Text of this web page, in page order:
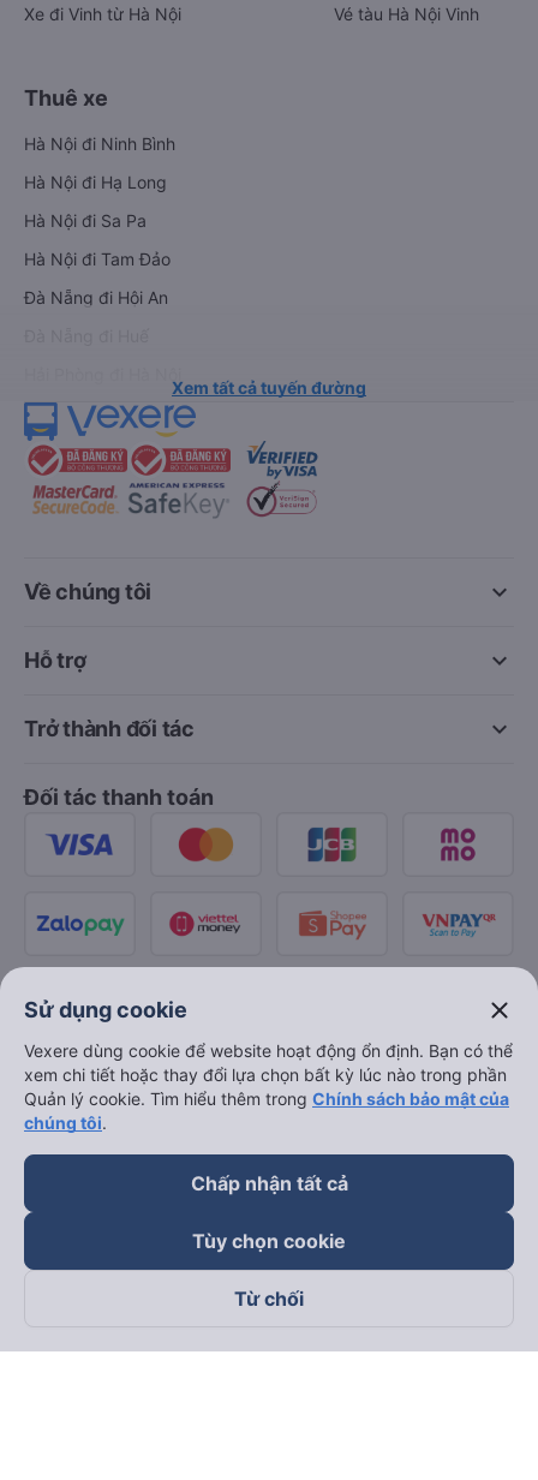
Xe đi Vinh từ Hà Nội
Vé tàu Hà Nội Vinh
Thuê xe
Hà Nội đi Ninh Bình
Hà Nội đi Hạ Long
Hà Nội đi Sa Pa
Hà Nội đi Tam Đảo
Đà Nẵng đi Hội An
Xem tất cả tuyến đường
keyboard_arrow_down
Về chúng tôi
keyboard_arrow_down
Hỗ trợ
keyboard_arrow_down
Trở thành đối tác
Đối tác thanh toán
Theo dõi chúng tôi trên
Sử dụng cookie close
Vexere dùng cookie để website hoạt động ổn định. Bạn có thể
xem chi tiết hoặc thay đổi lựa chọn bất kỳ lúc nào trong phần
Quản lý cookie. Tìm hiểu thêm trong Chính sách bảo mật của
chúng tôi.
Chấp nhận tất cả
Tùy chọn cookie
Từ chối